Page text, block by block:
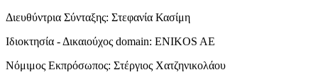
Διευθύντρια Σύνταξης: Στεφανία Κασίμη
Ιδιοκτησία - Δικαιούχος domain: ENIKOS AE
Νόμιμος Εκπρόσωπος: Στέργιος Χατζηνικολάου